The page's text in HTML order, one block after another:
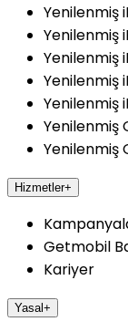
Yenilenmiş
Yenilenmiş
Yenilenmiş
Yenilenmiş
Yenilenmiş
Yenilenmiş
Yenilenmiş
Hizmetler+
Getmobil
Kariyer
Yasal +